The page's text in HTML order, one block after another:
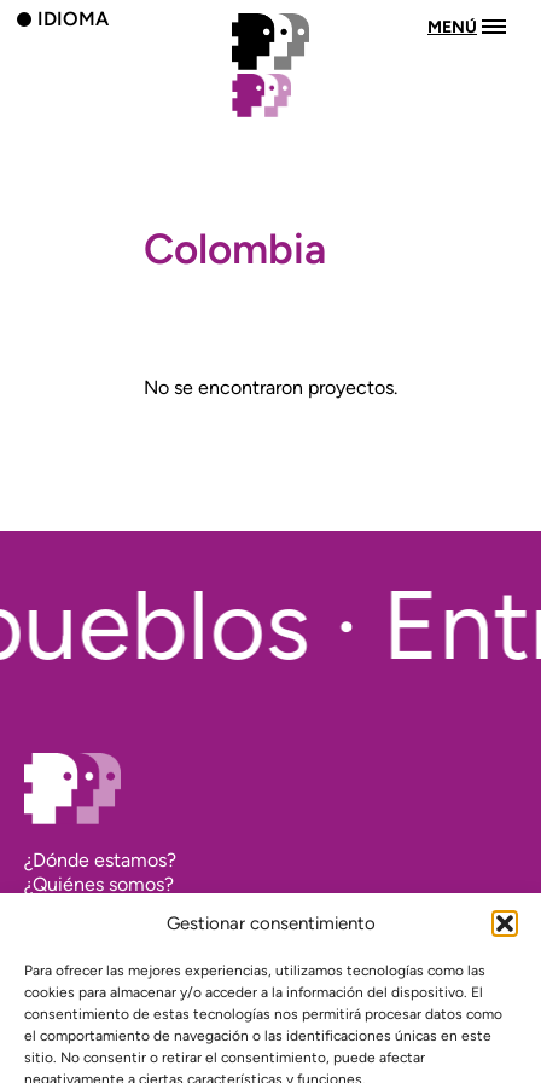
Gestionar consentimiento
Para ofrecer las mejores experiencias, utilizamos tecnologías como las
cookies para almacenar y/o acceder a la información del dispositivo. El
consentimiento de estas tecnologías nos permitirá procesar datos como
el comportamiento de navegación o las identificaciones únicas en este
sitio. No consentir o retirar el consentimiento, puede afectar
negativamente a ciertas características y funciones.
IDIOMA MENÚ
Colombia
No se encontraron proyectos.
·
¿Dónde estamos?
¿Quiénes somos?
Transparencia
Política de cookies (UE)
Política de privacidad